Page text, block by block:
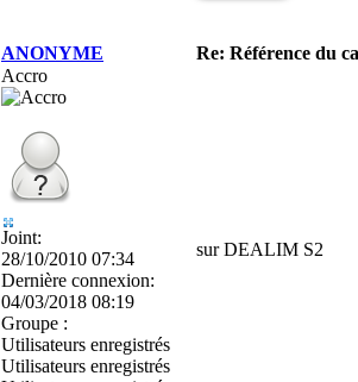
ANONYME
Re: Référence du
Accro
Joint:
28/10/2010 07:34
Dernière connexion:
04/03/2018 08:19
Groupe :
Utilisateurs enregistrés
Utilisateurs enregistrés
sur DEALIM S2